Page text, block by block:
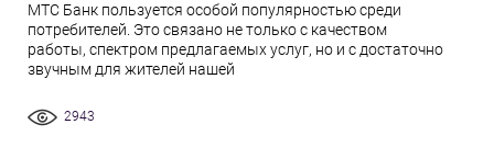
МТС Банк пользуется особой популярностью среди
потребителей. Это связано не только с качеством
работы, спектром предлагаемых услуг, но и с достаточно
звучным для жителей нашей
2943